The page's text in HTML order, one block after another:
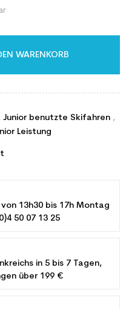
WARENKORB
Junior benutzte Skifahren ,
Leistung
13h30 bis 17h Montag
50 07 13 25
in 5 bis 7 Tagen,
über 199 €